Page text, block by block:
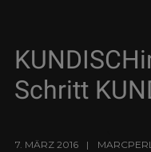
Schritt
7. MÄRZ 2016